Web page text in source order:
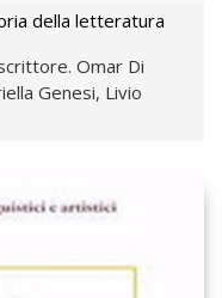
della letteratura
Omar Di
Genesi, Livio